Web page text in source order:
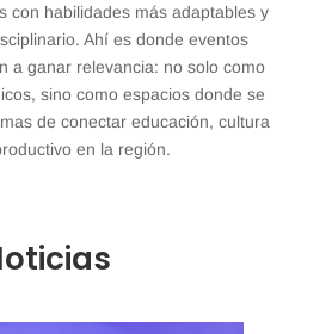
con habilidades más adaptables y
Ahí es donde eventos
a ganar relevancia: no solo como
sino como espacios donde se
de conectar educación, cultura
en la región.